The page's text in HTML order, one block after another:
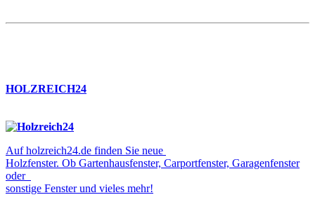
HOLZREICH24
Auf holzreich24.de finden Sie neue
Holzfenster. Ob Gartenhausfenster, Carportfenster, Garagenfenster
oder
sonstige Fenster und vieles mehr!